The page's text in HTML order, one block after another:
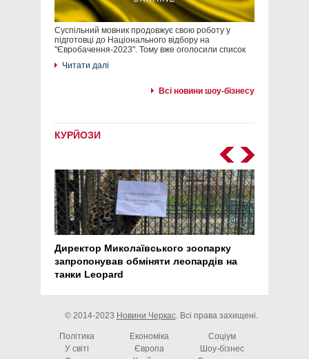
Суспільний мовник продовжує свою роботу у
підготовці до Національного відбору на
"Євробачення-2023". Тому вже оголосили список
Читати далі
Всі новини шоу-бізнесу
КУРЙОЗИ
Директор Миколаївського зоопарку
запропонував обміняти леопардів на
танки Leopard
© 2014-2023 Новини Черкас. Всі права захищені.
Політика Економіка
Соціум
У світі
Європа
Шоу-бізнес